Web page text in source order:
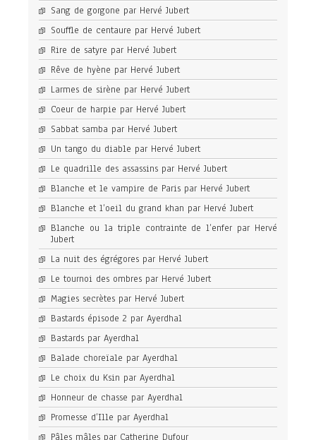
Sang de gorgone par Hervé Jubert
Souffle de centaure par Hervé Jubert
Rire de satyre par Hervé Jubert
Rêve de hyène par Hervé Jubert
Larmes de sirène par Hervé Jubert
Coeur de harpie par Hervé Jubert
Sabbat samba par Hervé Jubert
Un tango du diable par Hervé Jubert
Le quadrille des assassins par Hervé Jubert
Blanche et le vampire de Paris par Hervé Jubert
Blanche et l’oeil du grand khan par Hervé Jubert
Blanche ou la triple contrainte de l’enfer par Hervé
Jubert
La nuit des égrégores par Hervé Jubert
Le tournoi des ombres par Hervé Jubert
Magies secrètes par Hervé Jubert
Bastards épisode 2 par Ayerdhal
Bastards par Ayerdhal
Balade choreïale par Ayerdhal
Le choix du Ksin par Ayerdhal
Honneur de chasse par Ayerdhal
Promesse d’Ille par Ayerdhal
Pâles mâles par Catherine Dufour